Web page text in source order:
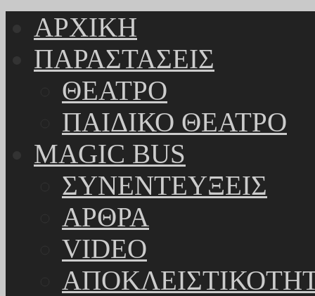
ΑΡΧΙΚΗ
ΠΑΡΑΣΤΑΣΕΙΣ
ΘΕΑΤΡΟ
ΠΑΙΔΙΚΟ ΘΕΑΤΡΟ
MAGIC BUS
ΣΥΝΕΝΤΕΥΞΕΙΣ
ΑΡΘΡΑ
VIDEO